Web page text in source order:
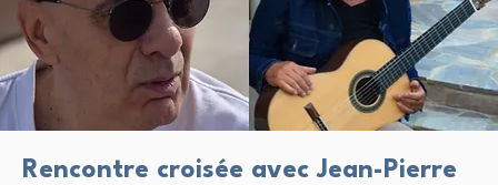
Rencontre croisée avec Jean-Pierre